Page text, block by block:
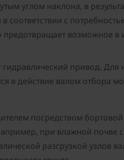
углом наклона, в
соответствии с
возможное
привод.
в действие валом отбора
посредством
при влажной
разгрузкой узлов